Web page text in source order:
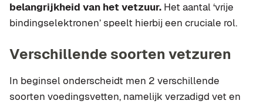
belangrijkheid van het vetzuur. Het aantal ‘vrije
bindingselektronen’ speelt hierbij een cruciale rol.
Verschillende soorten vetzuren
In beginsel onderscheidt men 2 verschillende
soorten voedingsvetten, namelijk verzadigd vet en